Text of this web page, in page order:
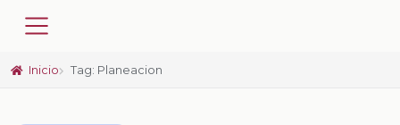
Inicio Tag: Planeacion